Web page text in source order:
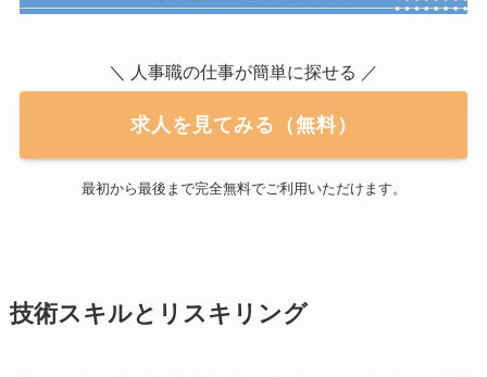
＼ 人事職の仕事が簡単に探せる ／
求人を見てみる（無料）
最初から最後まで完全無料でご利用いただけます。
技術スキルとリスキリング